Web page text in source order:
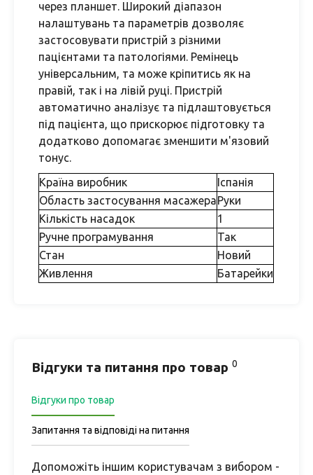
через планшет. Широкий діапазон
налаштувань та параметрів дозволяє
застосовувати пристрій з різними
пацієнтами та патологіями. Ремінець
універсальним, та може кріпитись як на
правій, так і на лівій руці. Пристрій
автоматично аналізує та підлаштовується
під пацієнта, що прискорює підготовку та
додатково допомагає зменшити м'язовий
тонус.
Країна виробник
Іспанія
Область застосування масажераРуки
Кількість насадок
1
Ручне програмування
Так
Стан
Новий
Живлення
Батарейки
Відгуки та питання про товар 0
Відгуки про товар
Запитання та відповіді на питання
Допоможіть іншим користувачам з вибором -